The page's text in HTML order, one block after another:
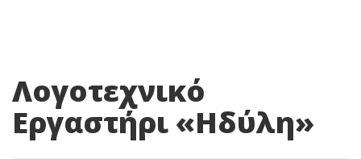
Λογοτεχνικό
Εργαστήρι «Ηδύλη»